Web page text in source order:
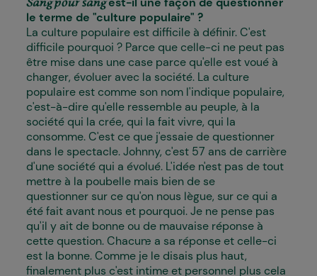
le terme de "culture populaire" ?
La culture populaire est difficile à définir. C'est
difficile pourquoi ? Parce que celle-ci ne peut pas
être mise dans une case parce qu'elle est voué à
changer, évoluer avec la société. La culture
populaire est comme son nom l'indique populaire,
c'est-à-dire qu'elle ressemble au peuple, à la
société qui la crée, qui la fait vivre, qui la
consomme. C'est ce que j'essaie de questionner
dans le spectacle. Johnny, c'est 57 ans de carrière
d'une société qui a évolué. L'idée n'est pas de tout
mettre à la poubelle mais bien de se
questionner sur ce qu'on nous lègue, sur ce qui a
été fait avant nous et pourquoi. Je ne pense pas
qu'il y ait de bonne ou de mauvaise réponse à
cette question. Chacun·e a sa réponse et celle-ci
est la bonne. Comme je le disais plus haut,
finalement plus c'est intime et personnel plus cela